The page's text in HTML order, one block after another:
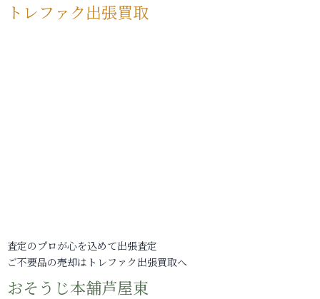
トレファク出張買取
査定のプロが心を込めて出張査定
ご不要品の売却はトレファク出張買取へ
おそうじ本舗芦屋東